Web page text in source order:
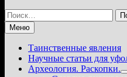
Найти:
Меню
Таинственные явления
Научные статьи для
Археология. Раскопки.